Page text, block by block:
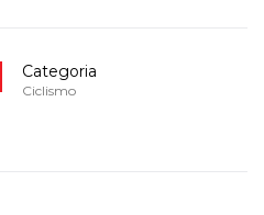
Categoria
Ciclismo